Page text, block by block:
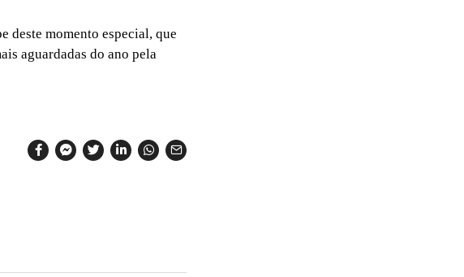
deste momento especial, que
aguardadas do ano pela